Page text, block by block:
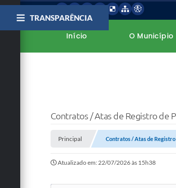
Início O Município
TRANSPARÊNCIA
Contratos / Atas de Registro de
Principal Contratos / Atas de Registro
Atualizado em: 22/07/2026 às 15h38